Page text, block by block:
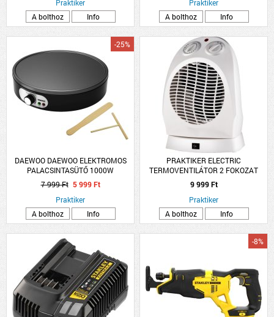
Praktiker
A bolthoz
Info
Praktiker
A bolthoz
Info
DAEWOO DAEWOO ELEKTROMOS
PALACSINTASÜTŐ 1000W
-25%
7 999 Ft 5 999 Ft
Praktiker
A bolthoz
Info
PRAKTIKER ELECTRIC
TERMOVENTILÁTOR 2 FOKOZAT
1000/2000W OSZCILLÁCIÓS 230V
50HZ FEHÉR
9 999 Ft
Praktiker
A bolthoz
Info
-8%